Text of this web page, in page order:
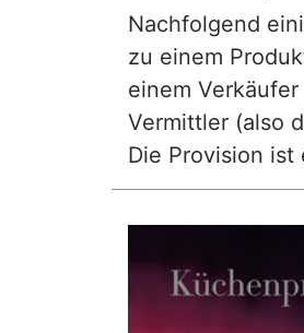
Nachfolgend
zu einem
einem
Vermittler (also
Die Provision